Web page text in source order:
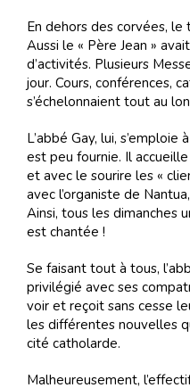
En dehors des corvées, le
Aussi le « Père Jean »
d’activités. Plusieurs
jour. Cours, conférences,
s’échelonnaient tout au
L’abbé Gay, lui,
est peu fournie. Il
et avec le sourire les «
avec l’organiste de
Ainsi, tous les dimanches
est chantée !
Se faisant tout à tous,
privilégié avec ses
voir et reçoit sans cesse
les différentes nouvelles
cité catholarde.
Malheureusement,